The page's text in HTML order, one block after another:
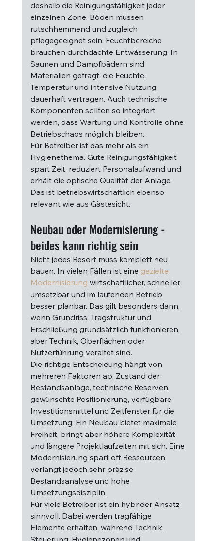
deshalb die Reinigungsfähigkeit jeder
einzelnen Zone. Böden müssen
rutschhemmend und zugleich
pflegegeeignet sein. Feuchtbereiche
brauchen durchdachte Entwässerung. In
Saunen und Dampfbädern sind
Materialien gefragt, die Feuchte,
Temperatur und intensive Nutzung
dauerhaft vertragen. Auch technische
Komponenten sollten so integriert
werden, dass Wartung und Kontrolle ohne
Betriebschaos möglich bleiben.
Für Betreiber ist das mehr als ein
Hygienethema. Gute Reinigungsfähigkeit
spart Zeit, reduziert Personalaufwand und
erhält die optische Qualität der Anlage.
Das ist betriebswirtschaftlich ebenso
relevant wie aus Gästesicht.
Neubau oder Modernisierung -
beides kann richtig sein
Nicht jedes Resort muss komplett neu
bauen. In vielen Fällen ist eine gezielte
Modernisierung wirtschaftlicher, schneller
umsetzbar und im laufenden Betrieb
besser planbar. Das gilt besonders dann,
wenn Grundriss, Tragstruktur und
Erschließung grundsätzlich funktionieren,
aber Technik, Oberflächen oder
Nutzerführung veraltet sind.
Die richtige Entscheidung hängt von
mehreren Faktoren ab: Zustand der
Bestandsanlage, technische Reserven,
gewünschte Positionierung, verfügbare
Investitionsmittel und Zeitfenster für die
Umsetzung. Ein Neubau bietet maximale
Freiheit, bringt aber höhere Komplexität
und längere Projektlaufzeiten mit sich. Eine
Modernisierung spart oft Ressourcen,
verlangt jedoch sehr präzise
Bestandsanalyse und hohe
Umsetzungsdisziplin.
Für viele Betreiber ist ein hybrider Ansatz
sinnvoll. Dabei werden tragfähige
Elemente erhalten, während Technik,
Steuerung, Hygienezonen und